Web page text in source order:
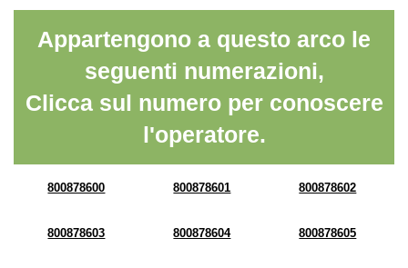
Appartengono a questo arco le
seguenti numerazioni,
Clicca sul numero per conoscere
l'operatore.
800878600 800878601 800878602
800878603 800878604 800878605